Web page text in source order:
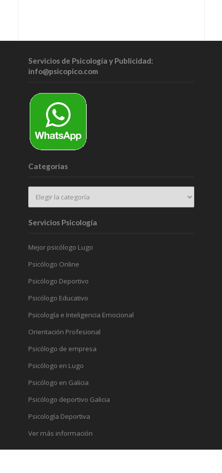
Servicios de Psicología y Publicidad:
info@psicopico.com
Categorías
Servicios Psicología
Mejor psicólogo Lugo
Psicólogo Online
Psicólogo Deportivo
Psicólogo Educativo
Psicología e Inteligencia Emocional
Orientación Profesional
Psicólogo de empresa
Psicólogo en Lugo
Psicólogo en Galicia
Psicólogo deportivo Galicia
Psicología Deportiva
Ver más información